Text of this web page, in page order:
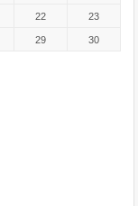
22 23
29 30